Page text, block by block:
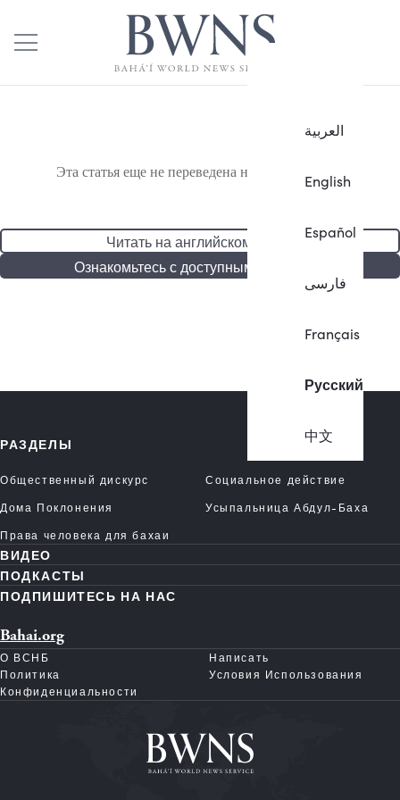
العربية
English
Español
فارسی
Français
Русский
中文
Эта статья еще не переведена на русский язык.
Читать на английском языке
Ознакомьтесь с доступными статьями
РАЗДЕЛЫ
Общественный дискурс
Социальное действие
Дома Поклонения
Усыпальница Абдул-Баха
Права человека для бахаи
ВИДЕО
ПОДКАСТЫ
ПОДПИШИТЕСЬ НА НАС
Bahai.org
О ВСНБ
Написать
Политика
Конфиденциальности
Условия Использования